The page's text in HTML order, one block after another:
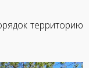
территорию